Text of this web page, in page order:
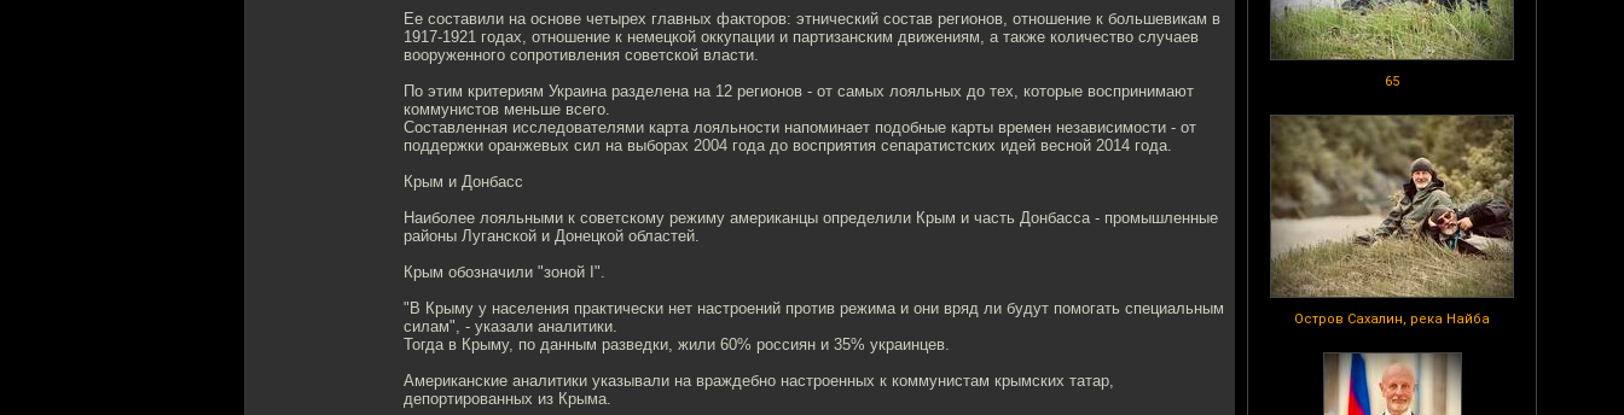
65
Остров Сахалин, река Найба
Ее составили на основе четырех главных факторов: этнический состав регионов, отношение к большевикам в
1917-1921 годах, отношение к немецкой оккупации и партизанским движениям, а также количество случаев
вооруженного сопротивления советской власти.
По этим критериям Украина разделена на 12 регионов - от самых лояльных до тех, которые воспринимают
коммунистов меньше всего.
Составленная исследователями карта лояльности напоминает подобные карты времен независимости - от
поддержки оранжевых сил на выборах 2004 года до восприятия сепаратистских идей весной 2014 года.
Крым и Донбасс
Наиболее лояльными к советскому режиму американцы определили Крым и часть Донбасса - промышленные
районы Луганской и Донецкой областей.
Крым обозначили "зоной I".
"В Крыму у населения практически нет настроений против режима и они вряд ли будут помогать специальным
силам", - указали аналитики.
Тогда в Крыму, по данным разведки, жили 60% россиян и 35% украинцев.
Американские аналитики указывали на враждебно настроенных к коммунистам крымских татар,
депортированных из Крыма.